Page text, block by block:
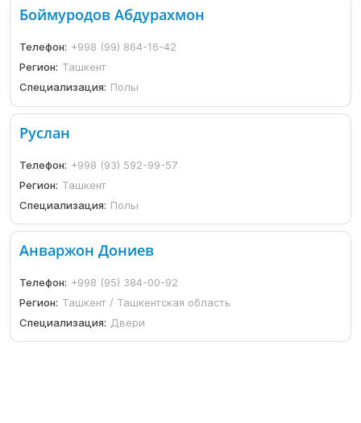
Боймуродов Абдурахмон
Телефон: +998 (99) 864-16-42
Регион: Ташкент
Специализация: Полы
Руслан
Телефон: +998 (93) 592-99-57
Регион: Ташкент
Специализация: Полы
Анваржон Дониев
Телефон: +998 (95) 384-00-92
Регион: Ташкент / Ташкентская область
Специализация: Двери